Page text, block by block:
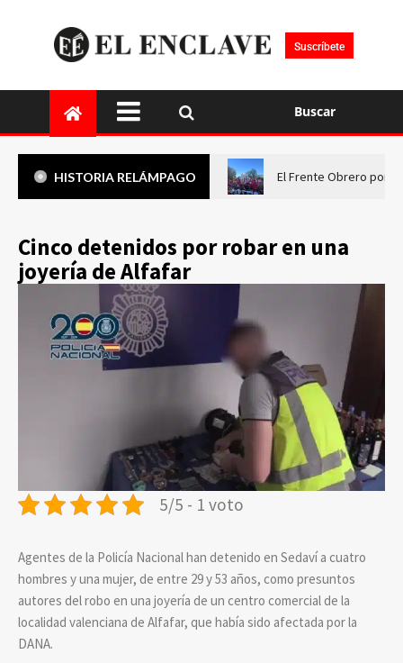
Suscríbete
Buscar
HISTORIA RELÁMPAGO El Frente Obrero pone
Cinco detenidos por robar en una
joyería de Alfafar
5/5 - 1 voto
Agentes de la Policía Nacional han detenido en Sedaví a cuatro
hombres y una mujer, de entre 29 y 53 años, como presuntos
autores del robo en una joyería de un centro comercial de la
localidad valenciana de Alfafar, que había sido afectada por la
DANA.